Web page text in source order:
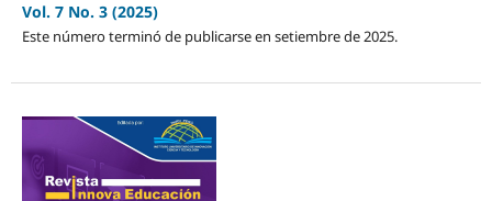
Vol. 7 No. 3 (2025)
Este número terminó de publicarse en setiembre de 2025.